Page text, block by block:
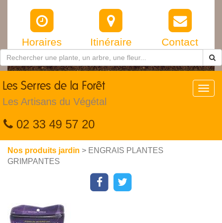
Horaires Itinéraire Contact
Les Serres de la Forêt
Les Artisans du Végétal
02 33 49 57 20
Nos produits jardin > ENGRAIS PLANTES
GRIMPANTES